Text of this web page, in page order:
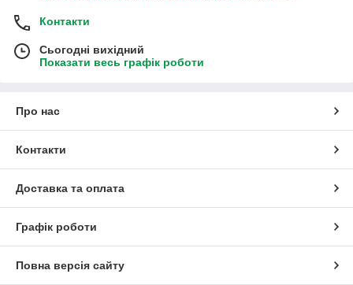
Контакти
Сьогодні вихідний
Показати весь графік роботи
Про нас
Контакти
Доставка та оплата
Графік роботи
Повна версія сайту